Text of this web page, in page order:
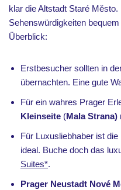
klar die Altstadt Staré
Sehenswürdigkeiten
Überblick:
Erstbesucher sollten in
übernachten. Eine gute
Für ein wahres Prager
Kleinseite (Mala Strana)
Für Luxusliebhaber ist
ideal. Buche doch das
Suites*.
Prager Neustadt Nové